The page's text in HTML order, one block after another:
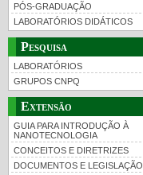
PÓS-GRADUAÇÃO
LABORATÓRIOS DIDÁTICOS
Pesquisa
LABORATÓRIOS
GRUPOS CNPQ
Extensão
GUIA PARA INTRODUÇÃO À
NANOTECNOLOGIA
CONCEITOS E DIRETRIZES
DOCUMENTOS E LEGISLAÇÃO